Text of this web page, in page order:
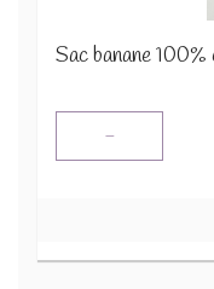
Sac banane
-